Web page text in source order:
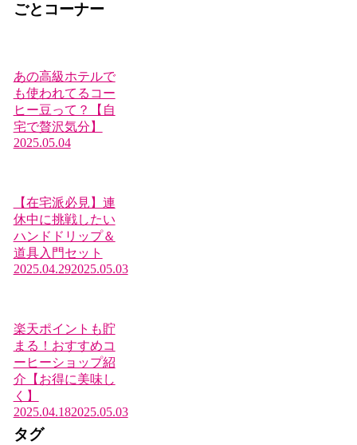
ごとコーナー
あの高級ホテルで
も使われてるコー
ヒー豆って？【自
宅で贅沢気分】
2025.05.04
【在宅派必見】連
休中に挑戦したい
ハンドドリップ＆
道具入門セット
2025.04.292025.05.03
楽天ポイントも貯
まる！おすすめコ
ーヒーショップ紹
介【お得に美味し
く】
2025.04.182025.05.03
タグ